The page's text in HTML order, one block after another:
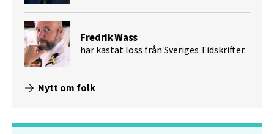
Fredrik Wass
har kastat loss från Sveriges Tidskrifter.
Nytt om folk